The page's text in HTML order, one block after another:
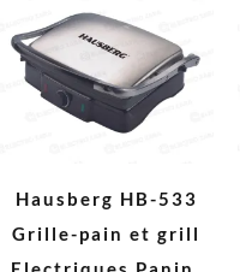
Hausberg HB-533
Grille-pain et grill
initial
était :
962 DH.
est :
448 DH.